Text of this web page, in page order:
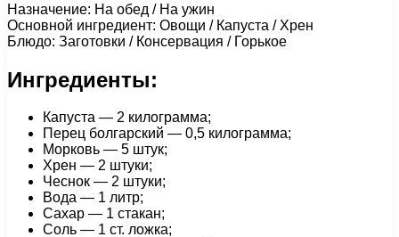
Назначение: На обед / На ужин
Основной ингредиент: Овощи / Капуста / Хрен
Блюдо: Заготовки / Консервация / Горькое
Ингредиенты:
Капуста — 2 килограмма;
Перец болгарский — 0,5 килограмма;
Морковь — 5 штук;
Хрен — 2 штуки;
Чеснок — 2 штуки;
Вода — 1 литр;
Сахар — 1 стакан;
Соль — 1 ст. ложка;